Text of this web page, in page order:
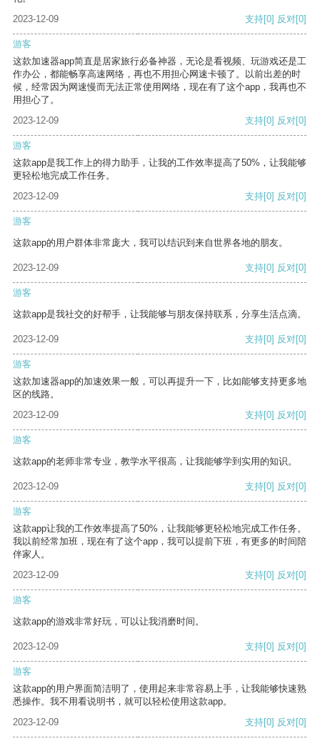
2023-12-09
支持[0] 反对[0]
游客
这款加速器app简直是居家旅行必备神器，无论是看视频、玩游戏还是工
作办公，都能畅享高速网络，再也不用担心网速卡顿了。以前出差的时
候，经常因为网速慢而无法正常使用网络，现在有了这个app，我再也不
用担心了。
2023-12-09
支持[0] 反对[0]
游客
这款app是我工作上的得力助手，让我的工作效率提高了50%，让我能够
更轻松地完成工作任务。
2023-12-09
支持[0] 反对[0]
游客
这款app的用户群体非常庞大，我可以结识到来自世界各地的朋友。
2023-12-09 支持[0] 反对[0]
游客
这款app是我社交的好帮手，让我能够与朋友保持联系，分享生活点滴。
2023-12-09 支持[0] 反对[0]
游客
这款加速器app的加速效果一般，可以再提升一下，比如能够支持更多地
区的线路。
2023-12-09
支持[0] 反对[0]
游客
这款app的老师非常专业，教学水平很高，让我能够学到实用的知识。
2023-12-09 支持[0] 反对[0]
游客
这款app让我的工作效率提高了50%，让我能够更轻松地完成工作任务。
我以前经常加班，现在有了这个app，我可以提前下班，有更多的时间陪
伴家人。
2023-12-09
支持[0] 反对[0]
游客
这款app的游戏非常好玩，可以让我消磨时间。
2023-12-09 支持[0] 反对[0]
游客
这款app的用户界面简洁明了，使用起来非常容易上手，让我能够快速熟
悉操作。我不用看说明书，就可以轻松使用这款app。
2023-12-09
支持[0] 反对[0]